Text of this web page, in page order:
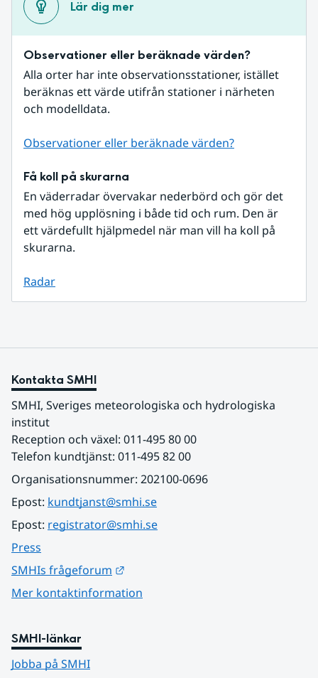
Lär dig mer
Observationer eller beräknade värden?
Alla orter har inte observationsstationer, istället
beräknas ett värde utifrån stationer i närheten
och modelldata.
Observationer eller beräknade värden?
Få koll på skurarna
En väderradar övervakar nederbörd och gör det
med hög upplösning i både tid och rum. Den är
ett värdefullt hjälpmedel när man vill ha koll på
skurarna.
Radar
Kontakta SMHI
SMHI, Sveriges meteorologiska och hydrologiska
institut
Reception och växel: 011-495 80 00
Telefon kundtjänst: 011-495 82 00
Organisationsnummer: 202100-0696
Epost: kundtjanst@smhi.se
Epost: registrator@smhi.se
Press
SMHIs frågeforum
Mer kontaktinformation
SMHI-länkar
Jobba på SMHI